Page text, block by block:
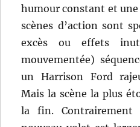
humour constant et
scènes d’action sont
excès ou effets
mouvementée)
un Harrison Ford
Mais la scène la plus
la fin. Contrairement